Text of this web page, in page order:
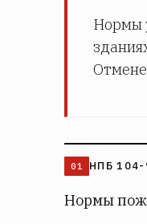
Нормы
НПБ
Нормы